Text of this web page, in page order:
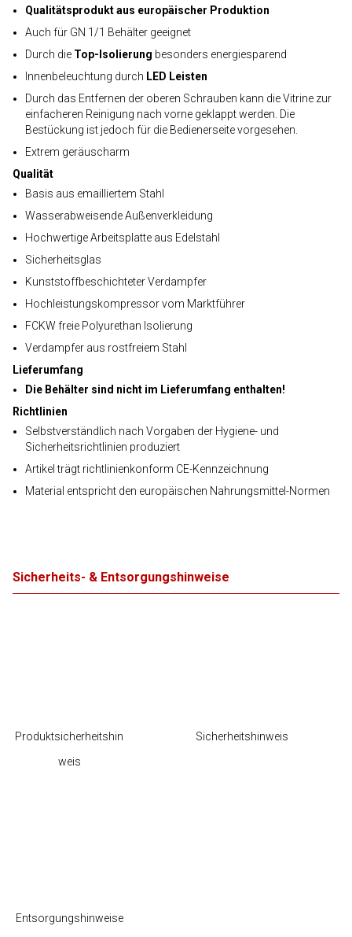
Qualitätsprodukt aus europäischer Produktion
Auch für GN 1/1 Behälter geeignet
Durch die Top-Isolierung besonders energiesparend
Innenbeleuchtung durch LED Leisten
Durch das Entfernen der oberen Schrauben kann die Vitrine zur
einfacheren Reinigung nach vorne geklappt werden. Die
Bestückung ist jedoch für die Bedienerseite vorgesehen.
Extrem geräuscharm
Qualität
Basis aus emailliertem Stahl
Wasserabweisende Außenverkleidung
Hochwertige Arbeitsplatte aus Edelstahl
Sicherheitsglas
Kunststoffbeschichteter Verdampfer
Hochleistungskompressor vom Marktführer
FCKW freie Polyurethan Isolierung
Verdampfer aus rostfreiem Stahl
Lieferumfang
Die Behälter sind nicht im Lieferumfang enthalten!
Richtlinien
Selbstverständlich nach Vorgaben der Hygiene- und
Sicherheitsrichtlinien produziert
Artikel trägt richtlinienkonform CE-Kennzeichnung
Material entspricht den europäischen Nahrungsmittel-Normen
Sicherheits- & Entsorgungshinweise
Produktsicherheitshin
weis
Sicherheitshinweis
Entsorgungshinweise